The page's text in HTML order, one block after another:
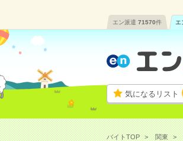
エン派遣 71570件 エ
気になるリスト
バイトTOP 関東